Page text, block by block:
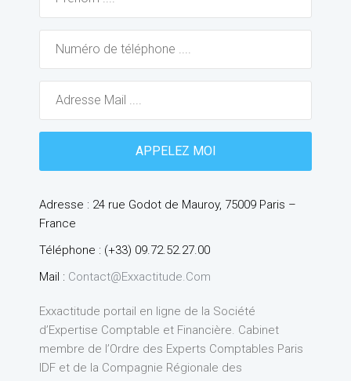
Adresse : 24 rue Godot de Mauroy, 75009 Paris –
France
Téléphone : (+33) 09.72.52.27.00
Mail : Contact@exxactitude.com
Exxactitude portail en ligne de la Société
d’Expertise Comptable et Financière. Cabinet
membre de l’Ordre des Experts Comptables Paris
IDF et de la Compagnie Régionale des